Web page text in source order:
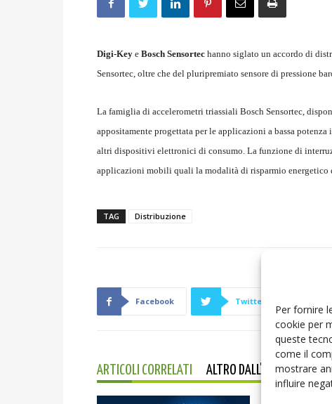
Per fornire
cookie per
queste
come il
mostrare
influire
Digi-Key e Bosch Sensortec hanno siglato un accordo di
Sensortec, oltre che del pluripremiato sensore di pressione
La famiglia di accelerometri triassiali Bosch Sensortec,
appositamente progettata per le applicazioni a bassa
altri dispositivi elettronici di consumo. La funzione di
applicazioni mobili quali la modalità di risparmio energetico
TAG Distribuzione
Facebook Twitter
ARTICOLI CORRELATI ALTRO DALL'AUTORE